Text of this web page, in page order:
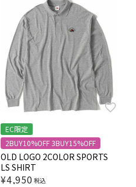
EC限定
2BUY10%OFF 3BUY15%OFF
OLD LOGO 2COLOR SPORTS
LS SHIRT
¥4,950 税込